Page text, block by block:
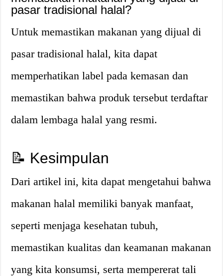
pasar tradisional halal?
Untuk memastikan makanan yang dijual di
pasar tradisional halal, kita dapat
memperhatikan label pada kemasan dan
memastikan bahwa produk tersebut terdaftar
dalam lembaga halal yang resmi.
📝 Kesimpulan
Dari artikel ini, kita dapat mengetahui bahwa
makanan halal memiliki banyak manfaat,
seperti menjaga kesehatan tubuh,
memastikan kualitas dan keamanan makanan
yang kita konsumsi, serta mempererat tali